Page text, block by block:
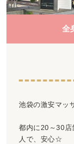
全
池袋の激安マッ
都内に20～30店
人で、安心☆